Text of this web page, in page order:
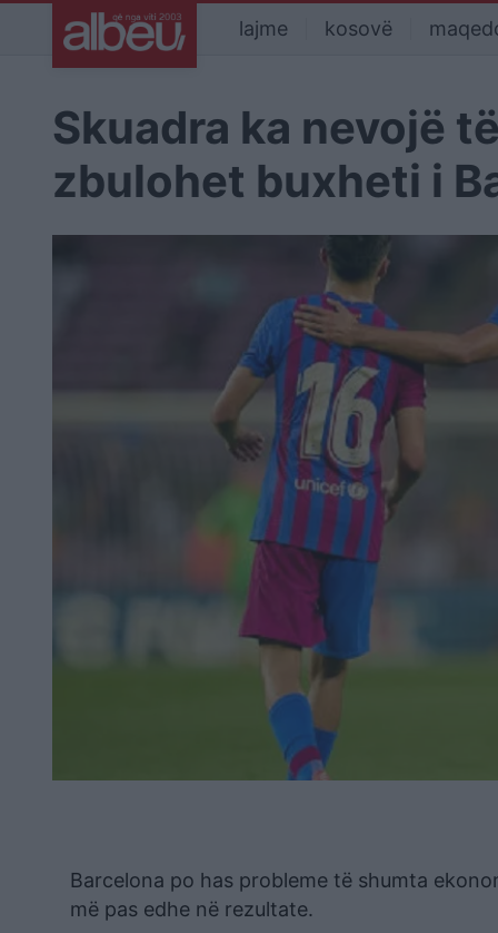
lajme kosovë
Skuadra ka nevojë
zbulohet buxheti i
Barcelona po has probleme të shumta
më pas edhe në rezultate.